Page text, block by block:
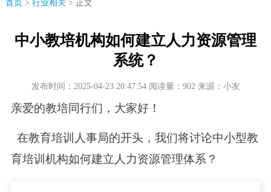
首页> 行业相关> 正文
中小教培机构如何建立人力资源管理
系统？
发布时间：2025-04-23 20:47:54 阅读量：902 来源：小友
亲爱的教培同行们，大家好！
在教育培训人事局的开头，我们将讨论中小型教
育培训机构如何建立人力资源管理体系？